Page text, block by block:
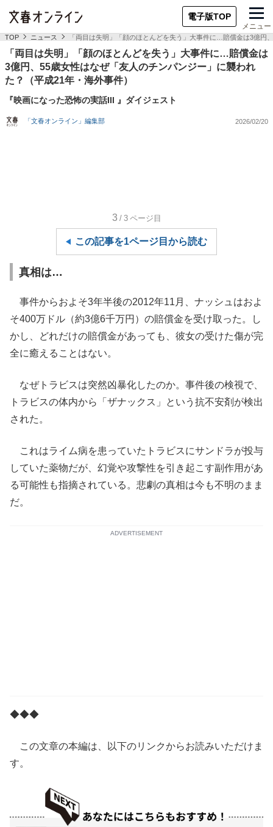
電子版TOP
メニュー
TOP ニュース 「両目は失明」「顔のほとんどを失う」大事件に…賠償金は3億円
「両目は失明」「顔のほとんどを失う」大事件に…賠償金は
3億円、55歳女性はなぜ「友人のチンパンジー」に襲われ
た？（平成21年・海外事件）
『映画になった恐怖の実話III 』ダイジェスト
「文春オンライン」編集部 2026/02/20
3 /3 ページ目
この記事を1ページ目から読む
真相は…
事件からおよそ3年半後の2012年11月、ナッシュはおよ
そ400万ドル（約3億6千万円）の賠償金を受け取った。し
かし、どれだけの賠償金があっても、彼女の受けた傷が完
全に癒えることはない。
なぜトラビスは突然凶暴化したのか。事件後の検視で、
トラビスの体内から「ザナックス」という抗不安剤が検出
された。
これはライム病を患っていたトラビスにサンドラが投与
していた薬物だが、幻覚や攻撃性を引き起こす副作用があ
る可能性も指摘されている。悲劇の真相は今も不明のまま
だ。
ADVERTISEMENT
◆◆◆
この文章の本編は、以下のリンクからお読みいただけま
す。